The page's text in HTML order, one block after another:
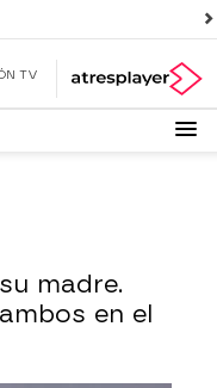
TV
madre.
en el